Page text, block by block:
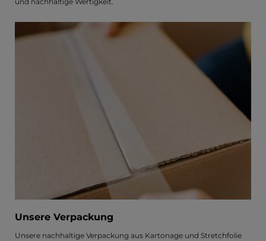
Unsere Verpackung
Unsere nachhaltige Verpackung aus Kartonage und Stretchfolie